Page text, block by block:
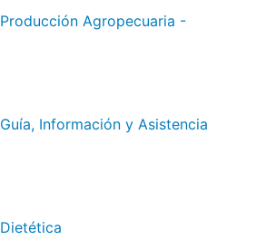
Producción Agropecuaria -
Guía, Información y Asistencia
Dietética